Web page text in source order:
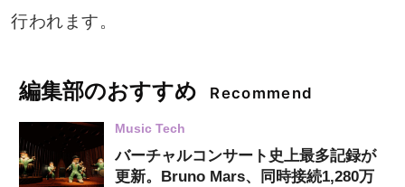
行われます。
編集部のおすすめ Recommend
Music Tech
バーチャルコンサート史上最多記録が
更新。Bruno Mars、同時接続1,280万